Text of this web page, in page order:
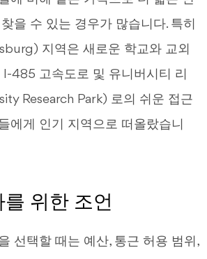
을 수 있는 경우가 많습니다. 특히
지역은 새로운 학교와 교외
485 고속도로 및 유니버시티 리
Research Park) 로의 쉬운 접근
에게 인기 지역으로 떠올랐습니
위한 조언
선택할 때는 예산, 통근 허용 범위,